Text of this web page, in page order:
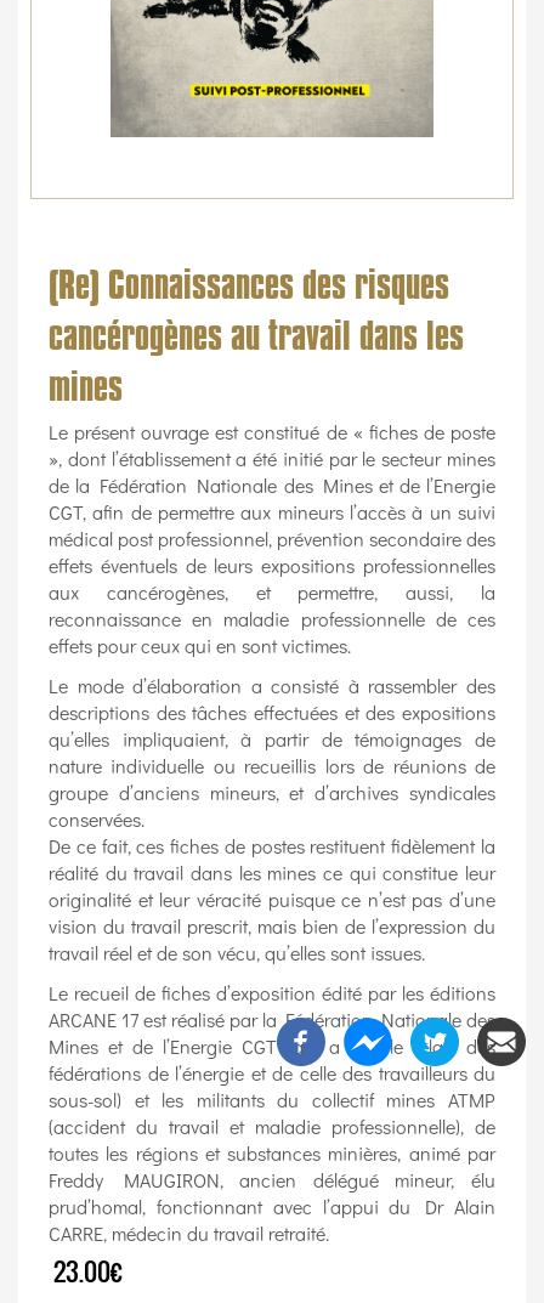
(Re) Connaissances des risques
cancérogènes au travail dans les
mines
Le présent ouvrage est constitué de « fiches de poste
», dont l’établissement a été initié par le secteur mines
de la Fédération Nationale des Mines et de l’Energie
CGT, afin de permettre aux mineurs l’accès à un suivi
médical post professionnel, prévention secondaire des
effets éventuels de leurs expositions professionnelles
aux cancérogènes, et permettre, aussi, la
reconnaissance en maladie professionnelle de ces
effets pour ceux qui en sont victimes.
Le mode d’élaboration a consisté à rassembler des
descriptions des tâches effectuées et des expositions
qu’elles impliquaient, à partir de témoignages de
nature individuelle ou recueillis lors de réunions de
groupe d’anciens mineurs, et d’archives syndicales
conservées.
De ce fait, ces fiches de postes restituent fidèlement la
réalité du travail dans les mines ce qui constitue leur
originalité et leur véracité puisque ce n’est pas d’une
vision du travail prescrit, mais bien de l’expression du
travail réel et de son vécu, qu’elles sont issues.
Le recueil de fiches d’exposition édité par les éditions
ARCANE 17 est réalisé par la Fédération Nationale des
Mines et de l’Energie CGT (qui a pris le relais des
fédérations de l’énergie et de celle des travailleurs du
sous-sol) et les militants du collectif mines ATMP
(accident du travail et maladie professionnelle), de
toutes les régions et substances minières, animé par
Freddy MAUGIRON, ancien délégué mineur, élu
prud’homal, fonctionnant avec l’appui du Dr Alain
CARRE, médecin du travail retraité.
23.00€